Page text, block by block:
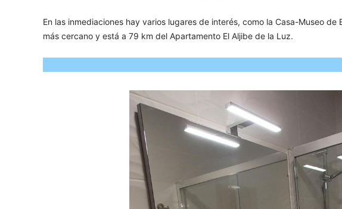
En las inmediaciones hay varios lugares de interés, como la Casa-Museo
más cercano y está a 79 km del Apartamento El Aljibe de la Luz.